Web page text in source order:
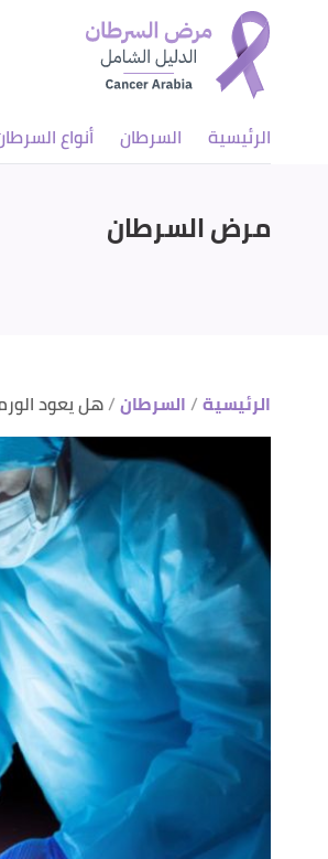
الرئيسية السرطان أنواع
مرض السرطان
الرئيسية السرطان هل يعود